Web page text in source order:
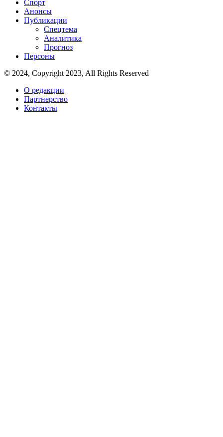
Спорт
Анонсы
Публикации
Спецтема
Аналитика
Прогноз
Персоны
© 2024, Copyright 2023, All Rights Reserved
О редакции
Партнерство
Контакты